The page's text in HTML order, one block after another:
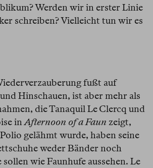
Werden wir in erster Linie
schreiben? Vielleicht tun wir es
fußt auf
Hinschauen, ist aber mehr als
die Tanaquil Le Clercq und
in Afternoon of a Faun zeigt,
gelähmt wurde, haben seine
weder Bänder noch
sollen wie Faunhufe aussehen. Le